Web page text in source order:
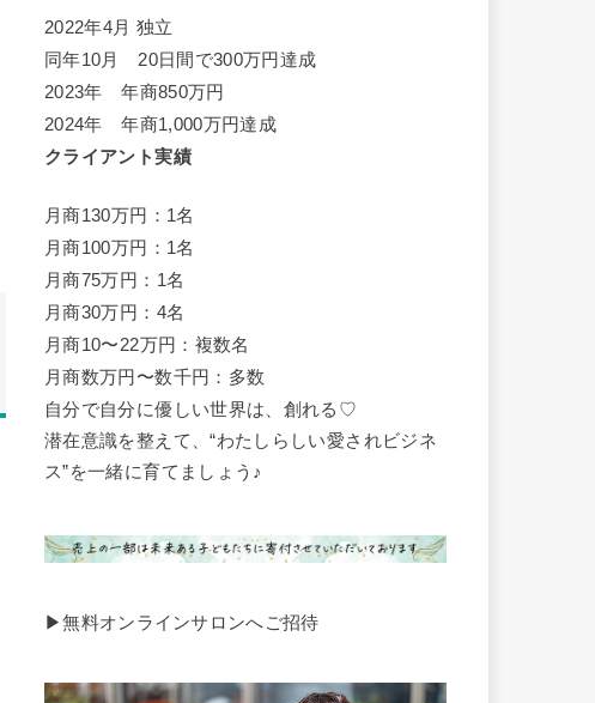
2022年4月 独立
同年10月 20日間で300万円達成
2023年 年商850万円
2024年 年商1,000万円達成
クライアント実績
月商130万円：1名
月商100万円：1名
月商75万円：1名
月商30万円：4名
月商10〜22万円：複数名
月商数万円〜数千円：多数
自分で自分に優しい世界は、創れる♡
潜在意識を整えて、“わたしらしい愛されビジネ
ス”を一緒に育てましょう♪
▶︎無料オンラインサロンへご招待